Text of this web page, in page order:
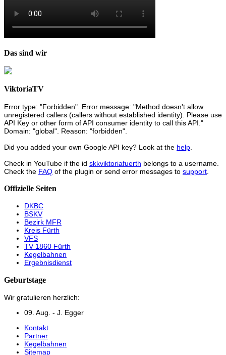
Das sind wir
ViktoriaTV
Error type: "Forbidden". Error message: "Method doesn't allow
unregistered callers (callers without established identity). Please use
API Key or other form of API consumer identity to call this API."
Domain: "global". Reason: "forbidden".
Did you added your own Google API key? Look at the help
Check in YouTube if the id skkviktoriafuerth belongs to a username.
Check the FAQ of the plugin or send error messages to support
Offizielle Seiten
DKBC
BSKV
Bezirk MFR
Kreis Fürth
VFS
TV 1860 Fürth
Kegelbahnen
Ergebnisdienst
Geburtstage
Wir gratulieren herzlich:
09. Aug. - J. Egger
Kontakt
Partner
Kegelbahnen
Sitemap